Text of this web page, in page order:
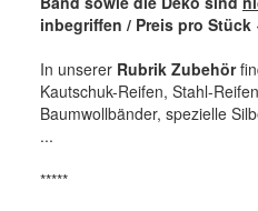
inbegriffen / Preis pro Stück
In unserer Rubrik Zubehör
Kautschuk-Reifen, Stahl-
Baumwollbänder, spezielle
...
*****